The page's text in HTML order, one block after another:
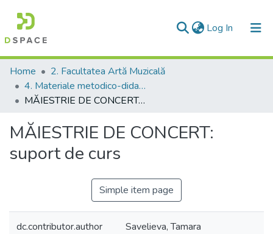
Log In (current)
Communities & Collections
All of DSpace
Home
2. Facultatea Artă Muzicală
4. Materiale metodico-didactice
MĂIESTRIE DE CONCERT: suport de curs
MĂIESTRIE DE CONCERT:
suport de curs
Simple item page
dc.contributor.author Savelieva, Tamara